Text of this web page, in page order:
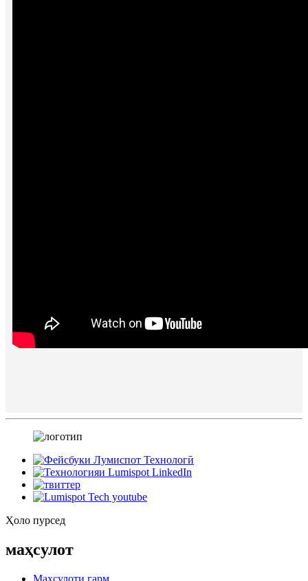
Ҳоло пурсед
маҳсулот